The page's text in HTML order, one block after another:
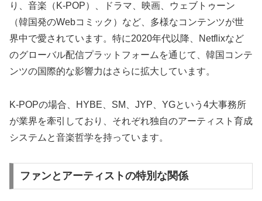
り、音楽（K-POP）、ドラマ、映画、ウェブトゥーン
（韓国発のWebコミック）など、多様なコンテンツが世
界中で愛されています。特に2020年代以降、Netflixなど
のグローバル配信プラットフォームを通じて、韓国コンテ
ンツの国際的な影響力はさらに拡大しています。
K-POPの場合、HYBE、SM、JYP、YGという4大事務所
が業界を牽引しており、それぞれ独自のアーティスト育成
システムと音楽哲学を持っています。
ファンとアーティストの特別な関係